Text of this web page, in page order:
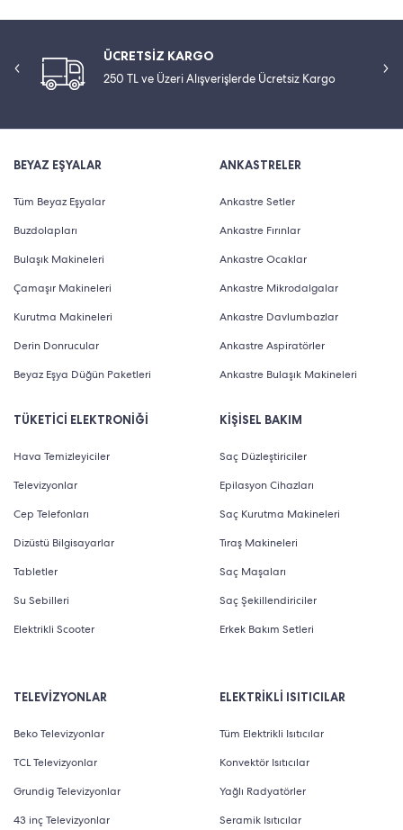
ÜCRETSİZ KARGO
250 TL ve Üzeri Alışverişlerde Ücretsiz Kargo
BEYAZ EŞYALAR
Tüm Beyaz Eşyalar
Buzdolapları
Bulaşık Makineleri
Çamaşır Makineleri
Kurutma Makineleri
Derin Donrucular
Beyaz Eşya Düğün Paketleri
TÜKETİCİ ELEKTRONİĞİ
Hava Temizleyiciler
Televizyonlar
Cep Telefonları
Dizüstü Bilgisayarlar
Tabletler
Su Sebilleri
Elektrikli Scooter
ANKASTRELER
Ankastre Setler
Ankastre Fırınlar
Ankastre Ocaklar
Ankastre Mikrodalgalar
Ankastre Davlumbazlar
Ankastre Aspiratörler
Ankastre Bulaşık Makineleri
KİŞİSEL BAKIM
Saç Düzleştiriciler
Epilasyon Cihazları
Saç Kurutma Makineleri
Tıraş Makineleri
Saç Maşaları
Saç Şekillendiriciler
Erkek Bakım Setleri
TELEVİZYONLAR
Beko Televizyonlar
TCL Televizyonlar
Grundig Televizyonlar
43 inç Televizyonlar
ELEKTRİKLİ ISITICILAR
Tüm Elektrikli Isıtıcılar
Konvektör Isıtıcılar
Yağlı Radyatörler
Seramik Isıtıcılar